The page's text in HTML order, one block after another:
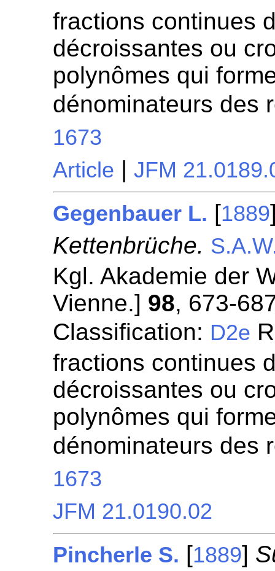
fractions continues
décroissantes ou
polynômes qui
dénominateurs des
1673
Article |JFM
Gegenbauer L. [1889
Kettenbrüche.
Kgl. Akademie der
Vienne.] 98, 673-
Classification: D2e
fractions continues
décroissantes ou
polynômes qui
dénominateurs des
1673
JFM 21.0190.02
Pincherle S. [1889]